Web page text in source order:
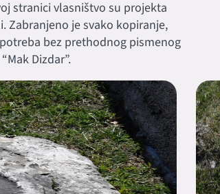
stranici vlasništvo su projekta
Zabranjeno je svako kopiranje,
bez prethodnog pismenog
Dizdar”.